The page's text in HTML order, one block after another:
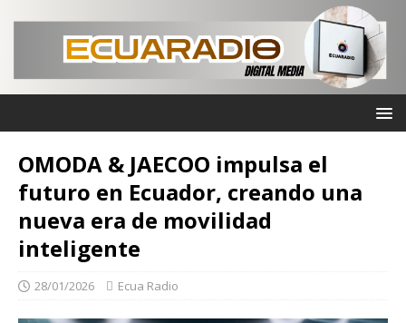
OMODA & JAECOO impulsa el
futuro en Ecuador, creando una
nueva era de movilidad
inteligente
28/01/2026 Ecua Radio